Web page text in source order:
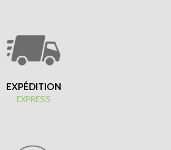
EXPÉDITION
EXPRESS